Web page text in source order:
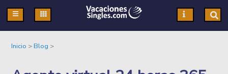
Inicio > Blog >